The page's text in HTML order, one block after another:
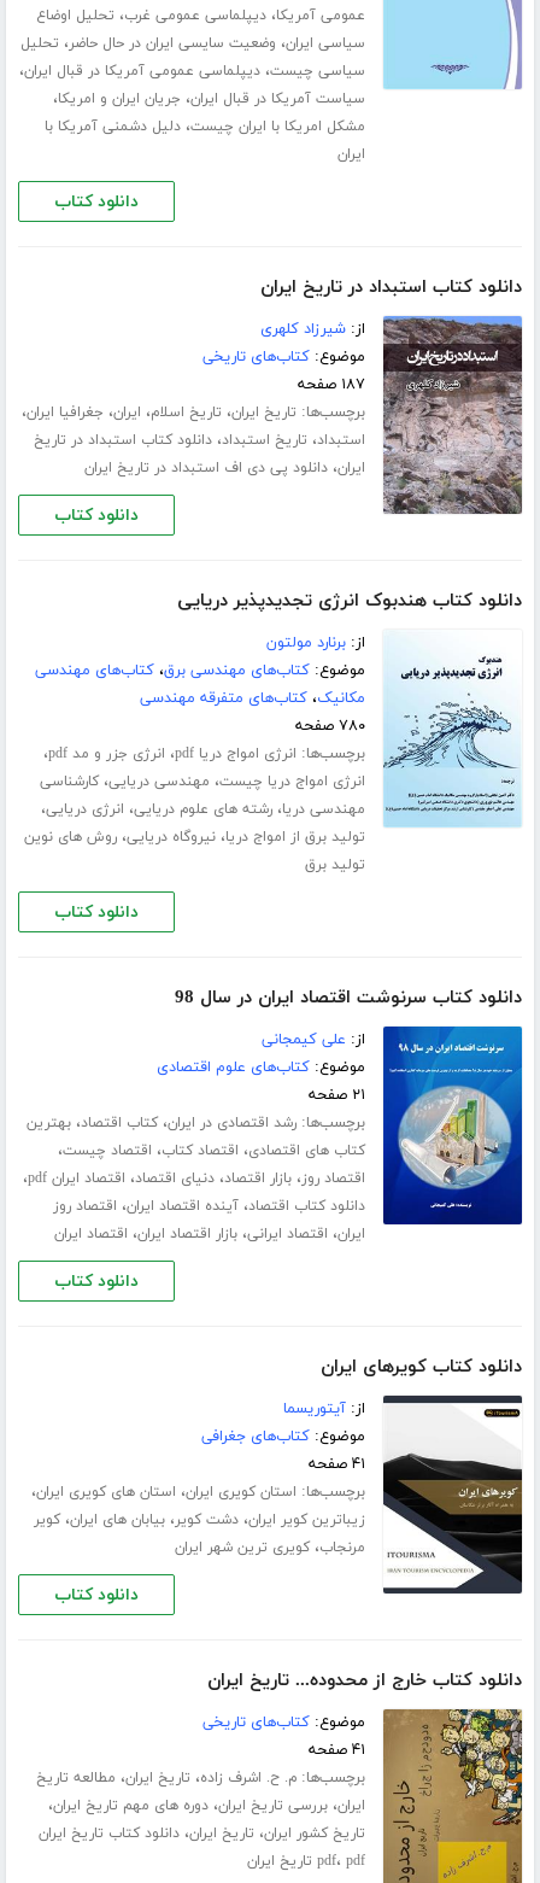
عمومی آمریکا،دیپلماسی عمومی غرب، تحلیل اوضاع
سیاسی ایران، وضعیت سایسی ایران در حال حاضر، تحلیل
سیاسی چیست،دیپلماسی عمومی آمریکا در قبال ایران،
سیاست آمریکا در قبال ایران، جریان ایران و امریکا،
مشکل امریکا با ایران چیست،دلیل دشمنی آمریکا با
ایران
دانلود کتاب
دانلود کتاب استبداد در تاریخ ایران
از:شیرزاد کلهری
موضوع:کتاب‌های تاریخی
۱۸۷ صفحه
برچسب‌ها: تاریخ ایران، تاریخ اسلام، ایران، جغرافیا ایران،
استبداد، تاریخ استبداد،دانلود کتاب استبداد در تاریخ
ایران،دانلود پی دی اف استبداد در تاریخ ایران
دانلود کتاب
دانلود کتاب هندبوک انرژی تجدیدپذیر دریایی
از:برنارد مولتون
موضوع:کتاب‌های مهندسی برق،کتاب‌های مهندسی
مکانیک،کتاب‌های متفرقه مهندسی
۷۸۰ صفحه
برچسب‌ها: انرژی امواج دریا pdf ، انرژی جزر و مد pdf ،
انرژی امواج دریا چیست، مهندسی دریایی،کارشناسی
مهندسی دریا،رشته های علوم دریایی، انرژی دریایی،
تولید برق از امواج دریا،نیروگاه دریایی،روش های نوین
تولید برق
دانلود کتاب
دانلود کتاب سرنوشت اقتصاد ایران در سال 98
از: علی کیمجانی
موضوع:کتاب‌های علوم اقتصادی
۲۱ صفحه
برچسب‌ها:رشد اقتصادی در ایران،کتاب اقتصاد،بهترین
کتاب های اقتصادی، اقتصاد کتاب، اقتصاد چیست،
اقتصاد روز،بازار اقتصاد،دنیای اقتصاد، اقتصاد ایران pdf ،
دانلود کتاب اقتصاد،آینده اقتصاد ایران، اقتصاد روز
ایران، اقتصاد ایرانی،بازار اقتصاد ایران، اقتصاد ایران
دانلود کتاب
دانلود کتاب کویرهای ایران
از:آیتوریسما
موضوع:کتاب‌های جغرافی
۴۱ صفحه
برچسب‌ها: استان کویری ایران، استان های کویری ایران،
زیباترین کویر ایران،دشت کویر،بیابان های ایران،کویر
مرنجاب،کویری ترین شهر ایران
دانلود کتاب
دانلود کتاب خارج از محدوده... تاریخ ایران
موضوع:کتاب‌های تاریخی
۴۱ صفحه
برچسب‌ها:م. ح. اشرف زاده، تاریخ ایران، مطالعه تاریخ
ایران،بررسی تاریخ ایران،دوره های مهم تاریخ ایران،
تاریخ کشور ایران، تاریخ ایران،دانلود کتاب تاریخ ایران
pdf، pdf تاریخ ایران